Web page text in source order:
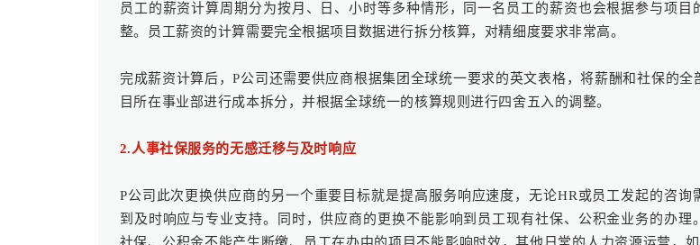
员工的薪资计算周期分为按月、日、小时等多种情形，同一名员工的薪资也会根据参与项目
整。员工薪资的计算需要完全根据项目数据进行拆分核算，对精细度要求非常高。
完成薪资计算后，P公司还需要供应商根据集团全球统一要求的英文表格，将薪酬和社保的全
目所在事业部进行成本拆分，并根据全球统一的核算规则进行四舍五入的调整。
2.人事社保服务的无感迁移与及时响应
P公司此次更换供应商的另一个重要目标就是提高服务响应速度，无论HR或员工发起的咨询
到及时响应与专业支持。同时，供应商的更换不能影响到员工现有社保、公积金业务的办理